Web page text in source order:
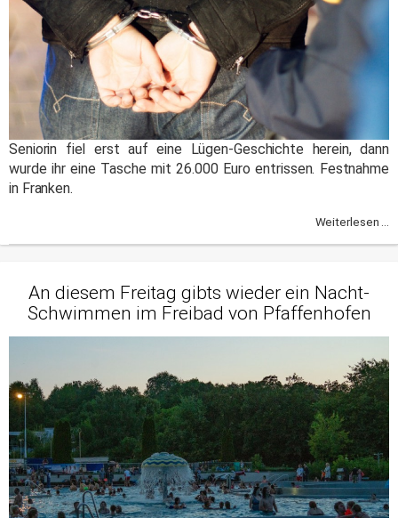
Seniorin fiel erst auf eine Lügen-Geschichte herein, dann
wurde ihr eine Tasche mit 26.000 Euro entrissen. Festnahme
in Franken.
Weiterlesen ...
An diesem Freitag gibts wieder ein Nacht-
Schwimmen im Freibad von Pfaffenhofen